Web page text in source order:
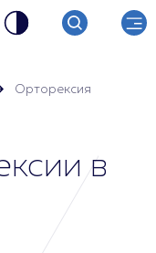
Орторексия
в